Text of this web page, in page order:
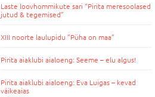
Laste loovhommikute sari “Pirita meresoolased
jutud & tegemised”
XIII noorte laulupidu ”Püha on maa”
Pirita aiaklubi aialoeng: Seeme – elu algus!
Pirita aiaklubi aialoeng: Eva Luigas – kevad
väikeaias